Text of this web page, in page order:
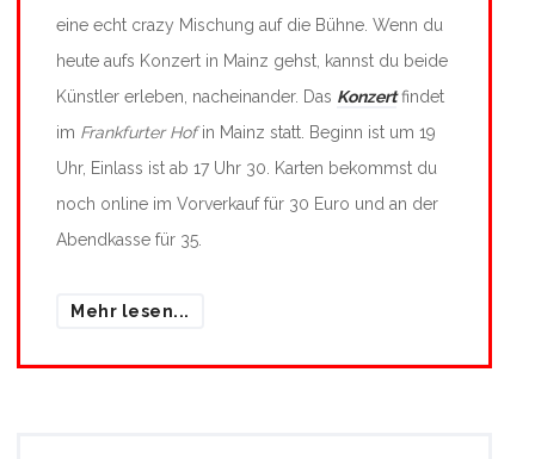
eine echt crazy Mischung auf die Bühne. Wenn du
heute aufs Konzert in Mainz gehst, kannst du beide
Künstler erleben, nacheinander. Das Konzertfindet
im Frankfurter Hofin Mainz statt. Beginn ist um 19
Uhr, Einlass ist ab 17 Uhr 30. Karten bekommst du
noch online im Vorverkauf für 30 Euro und an der
Abendkasse für 35.
Mehr lesen...